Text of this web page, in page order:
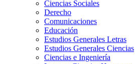
Ciencias Sociales
Derecho
Comunicaciones
Educación
Estudios Generales Letras
Estudios Generales Ciencias
Ciencias e Ingeniería